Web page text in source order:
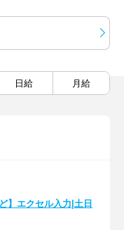
日給 月給
】エクセル入力|土日